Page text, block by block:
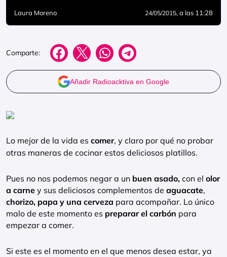
Laura Moreno 24/05/2015, a las 11:28
Comparte:
Añadir Radioacktiva en Google
Lo mejor de la vida es comer, y claro por qué no probar
otras maneras de cocinar estos deliciosos platillos.
Pues no nos podemos negar a un buen asado, con el olor
a carne y sus deliciosos complementos de aguacate,
chorizo, papa y una cerveza para acompañar. Lo único
malo de este momento es preparar el carbón para
empezar a comer.
Si este es el momento en el que menos desea estar, ya